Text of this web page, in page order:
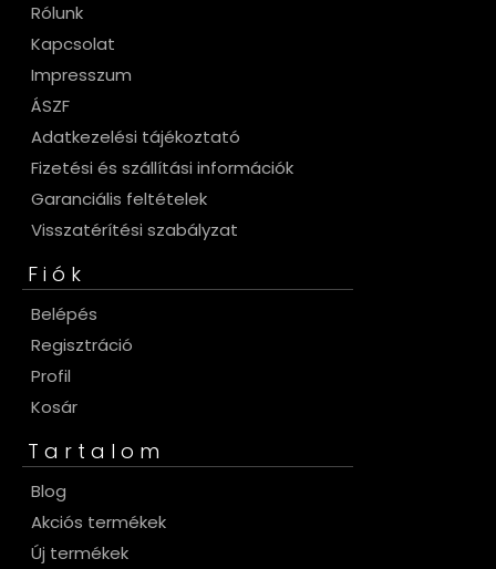
Rólunk
Kapcsolat
Impresszum
ÁSZF
Adatkezelési tájékoztató
Fizetési és szállítási információk
Garanciális feltételek
Visszatérítési szabályzat
Fiók
Belépés
Regisztráció
Profil
Kosár
Tartalom
Blog
Akciós termékek
Új termékek